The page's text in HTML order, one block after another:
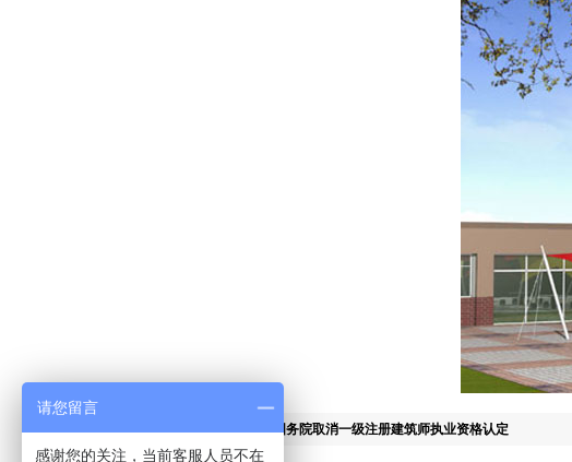
上一篇：国务院取消一级注册建筑师执业资格认定
请您留言
感谢您的关注，当前客服人员不在